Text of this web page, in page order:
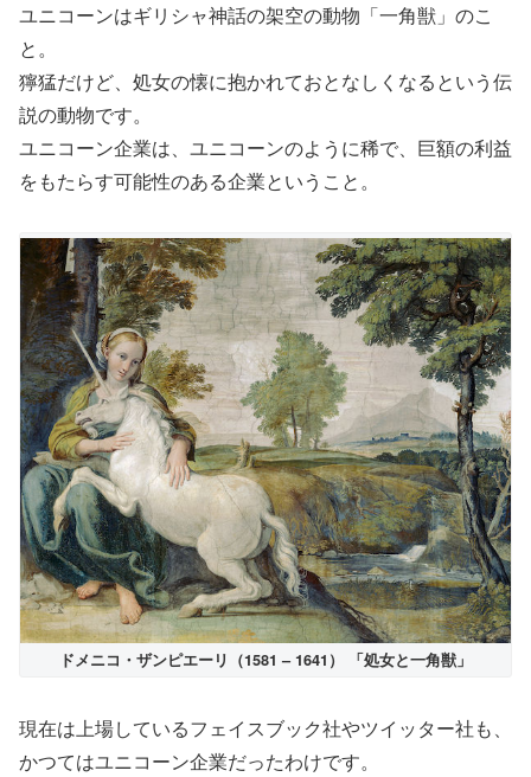
ユニコーンはギリシャ神話の架空の動物「一角獣」のこ
と。
獰猛だけど、処女の懐に抱かれておとなしくなるという伝
説の動物です。
ユニコーン企業は、ユニコーンのように稀で、巨額の利益
をもたらす可能性のある企業ということ。
ドメニコ・ザンピエーリ（1581 – 1641） 「処女と一角獣」
現在は上場しているフェイスブック社やツイッター社も、
かつてはユニコーン企業だったわけです。